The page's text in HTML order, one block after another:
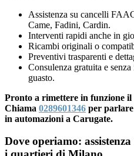
Assistenza su cancelli
Came, Fadini, Cardin.
Interventi rapidi anche in
Ricambi originali o
Preventivi trasparenti e
Consulenza gratuita e
guasto.
Pronto a rimettere in funzione il
Chiama 0289601346 per parlare
in automazioni a Carugate.
Dove operiamo: